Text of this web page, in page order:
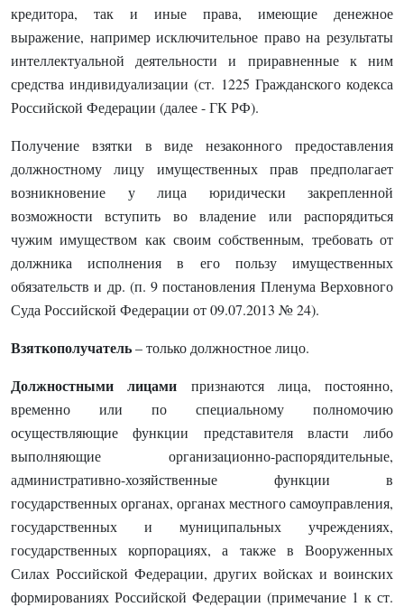
кредитора, так и иные права, имеющие денежное
выражение, например исключительное право на результаты
интеллектуальной деятельности и приравненные к ним
средства индивидуализации (ст. 1225 Гражданского кодекса
Российской Федерации (далее - ГК РФ).
Получение взятки в виде незаконного предоставления
должностному лицу имущественных прав предполагает
возникновение у лица юридически закрепленной
возможности вступить во владение или распорядиться
чужим имуществом как своим собственным, требовать от
должника исполнения в его пользу имущественных
обязательств и др. (п. 9 постановления Пленума Верховного
Суда Российской Федерации от 09.07.2013 № 24).
Взяткополучатель– только должностное лицо.
Должностными лицами признаются лица, постоянно,
временно или по специальному полномочию
осуществляющие функции представителя власти либо
выполняющие организационно-распорядительные,
административно-хозяйственные функции в
государственных органах, органах местного самоуправления,
государственных и муниципальных учреждениях,
государственных корпорациях, а также в Вооруженных
Силах Российской Федерации, других войсках и воинских
формированиях Российской Федерации (примечание 1 к ст.